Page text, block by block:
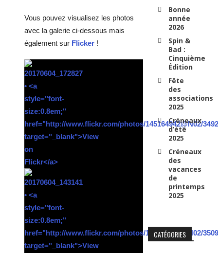
Vous pouvez visualisez les photos
avec la galerie ci-dessous mais
également sur Flicker !
Bonne
année
2026
Spin &
Bad :
Cinquième
Édition
Fête
des
associations
2025
Créneaux
d’été
2025
Créneaux
des
vacances
de
printemps
2025
CATÉGORIES